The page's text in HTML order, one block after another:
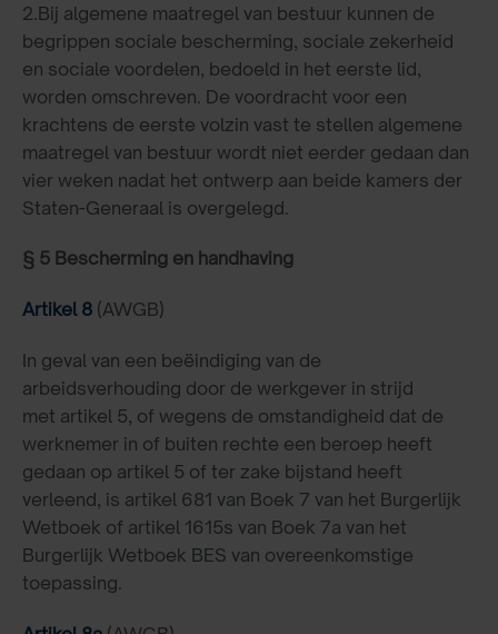
2.Bij algemene maatregel van bestuur kunnen de
begrippen sociale bescherming, sociale zekerheid
en sociale voordelen, bedoeld in het eerste lid,
worden omschreven. De voordracht voor een
krachtens de eerste volzin vast te stellen algemene
maatregel van bestuur wordt niet eerder gedaan dan
vier weken nadat het ontwerp aan beide kamers der
Staten-Generaal is overgelegd.
§ 5 Bescherming en handhaving
Artikel 8 (AWGB)
In geval van een beëindiging van de
arbeidsverhouding door de werkgever in strijd
met artikel 5, of wegens de omstandigheid dat de
werknemer in of buiten rechte een beroep heeft
gedaan op artikel 5 of ter zake bijstand heeft
verleend, is artikel 681 van Boek 7 van het Burgerlijk
Wetboek of artikel 1615s van Boek 7a van het
Burgerlijk Wetboek BES van overeenkomstige
toepassing.